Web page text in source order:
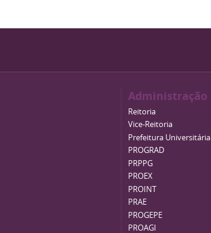
Administração
Reitoria
Vice-Reitoria
Prefeitura Universitária
PROGRAD
PRPPG
PROEX
PROINT
PRAE
PROGEPE
PROAGI